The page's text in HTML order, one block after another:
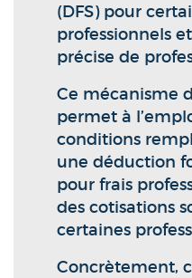
(DFS) pour
professionnels
précise de
Ce mécanisme
permet à
conditions
une déduction
pour frais
des cotisations
certaines
Concrètement,